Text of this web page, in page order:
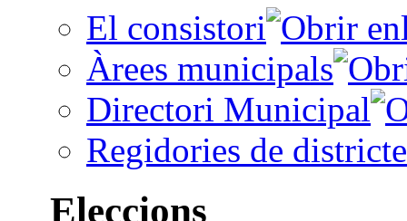
El consistori
Àrees municipals
Directori Municipal
Regidories de districte
Eleccions